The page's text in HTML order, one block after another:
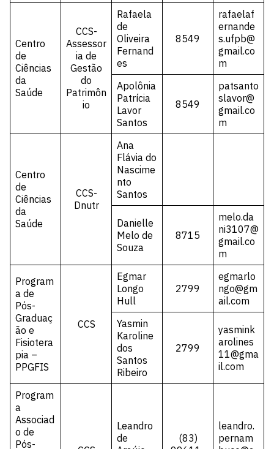
Centro
de
Ciências
da
Saúde
CCS-
Assessor
ia de
Gestão
do
Patrimôn
io
Rafaela
de
Oliveira
Fernand
es
8549
rafaelaf
ernande
s.ufpb@
gmail.co
m
Apolônia
Patrícia
Lavor
Santos
8549
patsanto
slavor@
gmail.co
m
Centro
de
Ciências
da
Saúde
CCS-
Dnutr
Ana
Flávia do
Nascime
nto
Santos
Danielle
Melo de
Souza
8715
melo.da
ni3107@
gmail.co
m
Program
a de
Pós-
Graduaç
ão e
Fisiotera
pia –
PPGFIS
CCS
Egmar
Longo
Hull
2799
egmarlo
ngo@gm
ail.com
Yasmin
Karoline
dos
Santos
Ribeiro
2799
yasmink
arolines
11@gma
il.com
Program
a
Associad
o de
Pós-
Leandro
de
(83)
leandro.
pernam